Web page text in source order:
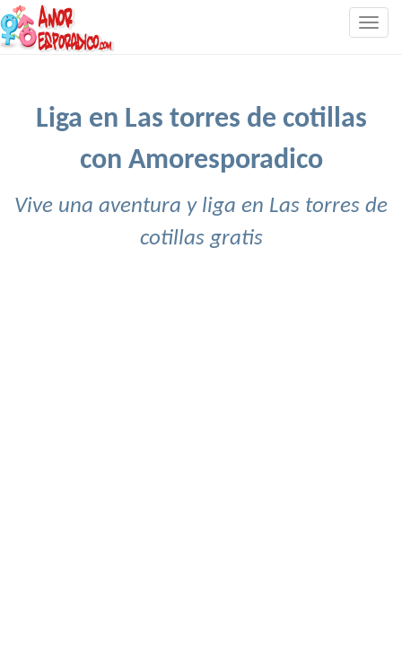
Liga en Las torres de cotillas
con Amoresporadico
Vive una aventura y liga en Las torres de
cotillas gratis